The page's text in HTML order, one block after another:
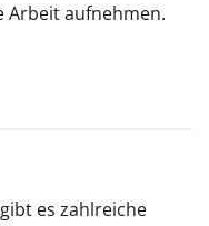
Arbeit aufnehmen.
es zahlreiche